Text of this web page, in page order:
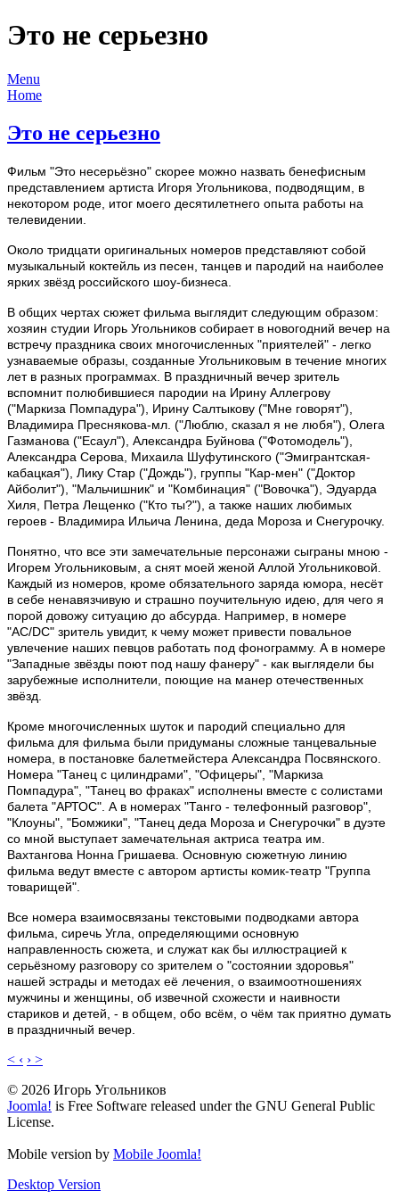
Это не серьезно
Menu
Home
Это не серьезно
Фильм "Это несерьёзно" скорее можно назвать бенефисным
представлением артиста Игоря Угольникова, подводящим, в
некотором роде, итог моего десятилетнего опыта работы на
телевидении.
Около тридцати оригинальных номеров представляют собой
музыкальный коктейль из песен, танцев и пародий на наиболее
ярких звёзд российского шоу-бизнеса.
В общих чертах сюжет фильма выглядит следующим образом:
хозяин студии Игорь Угольников собирает в новогодний вечер на
встречу праздника своих многочисленных "приятелей" - легко
узнаваемые образы, созданные Угольниковым в течение многих
лет в разных программах. В праздничный вечер зритель
вспомнит полюбившиеся пародии на Ирину Аллегрову
("Маркиза Помпадура"), Ирину Салтыкову ("Мне говорят"),
Владимира Преснякова-мл. ("Люблю, сказал я не любя"), Олега
Газманова ("Есаул"), Александра Буйнова ("Фотомодель"),
Александра Серова, Михаила Шуфутинского ("Эмигрантская-
кабацкая"), Лику Стар ("Дождь"), группы "Кар-мен" ("Доктор
Айболит"), "Мальчишник" и "Комбинация" ("Вовочка"), Эдуарда
Хиля, Петра Лещенко ("Кто ты?"), а также наших любимых
героев - Владимира Ильича Ленина, деда Мороза и Снегурочку.
Понятно, что все эти замечательные персонажи сыграны мною -
Игорем Угольниковым, а снят моей женой Аллой Угольниковой.
Каждый из номеров, кроме обязательного заряда юмора, несёт
в себе ненавязчивую и страшно поучительную идею, для чего я
порой довожу ситуацию до абсурда. Например, в номере
"AC/DC" зритель увидит, к чему может привести повальное
увлечение наших певцов работать под фонограмму. А в номере
"Западные звёзды поют под нашу фанеру" - как выглядели бы
зарубежные исполнители, поющие на манер отечественных
звёзд.
Кроме многочисленных шуток и пародий специально для
фильма для фильма были придуманы сложные танцевальные
номера, в постановке балетмейстера Александра Посвянского.
Номера "Танец с цилиндрами", "Офицеры", "Маркиза
Помпадура", "Танец во фраках" исполнены вместе с солистами
балета "АРТОС". А в номерах "Танго - телефонный разговор",
"Клоуны", "Бомжики", "Танец деда Мороза и Снегурочки" в дуэте
со мной выступает замечательная актриса театра им.
Вахтангова Нонна Гришаева. Основную сюжетную линию
фильма ведут вместе с автором артисты комик-театр "Группа
товарищей".
Все номера взаимосвязаны текстовыми подводками автора
фильма, сиречь Угла, определяющими основную
направленность сюжета, и служат как бы иллюстрацией к
серьёзному разговору со зрителем о "состоянии здоровья"
нашей эстрады и методах её лечения, о взаимоотношениях
мужчины и женщины, об извечной схожести и наивности
стариков и детей, - в общем, обо всём, о чём так приятно думать
в праздничный вечер.
< ‹ › >
© 2026 Игорь Угольников
Joomla! is Free Software released under the GNU General Public
License.
Mobile version by Mobile Joomla!
Desktop Version